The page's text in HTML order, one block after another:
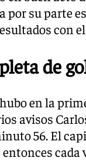
por su parte
con
de
en la
avisos
56. El